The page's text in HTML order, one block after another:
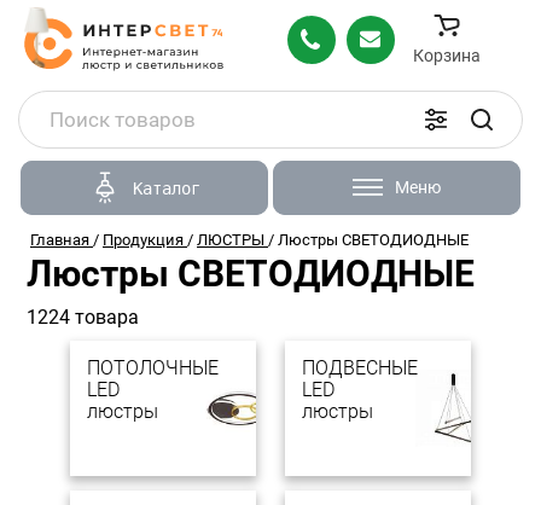
Корзина
Каталог Меню
Главная / Продукция / ЛЮСТРЫ / Люстры СВЕТОДИОДНЫЕ
Люстры СВЕТОДИОДНЫЕ
1224 товара
ПОТОЛОЧНЫЕ
LED
люстры
ПОДВЕСНЫЕ
LED
люстры